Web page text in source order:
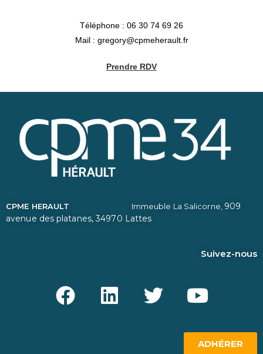
Téléphone : 06 30 74 69 26
Mail : gregory@cpmeherault.fr
Prendre RDV
CPME HERAULT Immeuble La Salicorne, 909
avenue des platanes,34970 Lattes
Suivez-nous
ADHÉRER